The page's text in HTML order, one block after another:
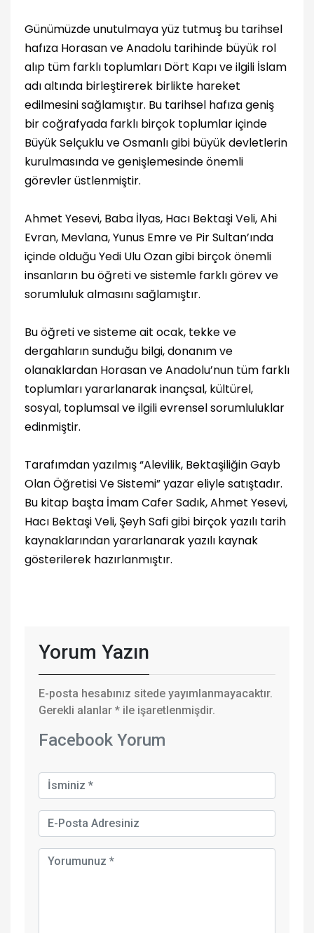
Günümüzde unutulmaya yüz tutmuş bu tarihsel
hafıza Horasan ve Anadolu tarihinde büyük rol
alıp tüm farklı toplumları Dört Kapı ve ilgili İslam
adı altında birleştirerek birlikte hareket
edilmesini sağlamıştır. Bu tarihsel hafıza geniş
bir coğrafyada farklı birçok toplumlar içinde
Büyük Selçuklu ve Osmanlı gibi büyük devletlerin
kurulmasında ve genişlemesinde önemli
görevler üstlenmiştir.
Ahmet Yesevi, Baba İlyas, Hacı Bektaşi Veli, Ahi
Evran, Mevlana, Yunus Emre ve Pir Sultan’ında
içinde olduğu Yedi Ulu Ozan gibi birçok önemli
insanların bu öğreti ve sistemle farklı görev ve
sorumluluk almasını sağlamıştır.
Bu öğreti ve sisteme ait ocak, tekke ve
dergahların sunduğu bilgi, donanım ve
olanaklardan Horasan ve Anadolu’nun tüm farklı
toplumları yararlanarak inançsal, kültürel,
sosyal, toplumsal ve ilgili evrensel sorumluluklar
edinmiştir.
Tarafımdan yazılmış “Alevilik, Bektaşiliğin Gayb
Olan Öğretisi Ve Sistemi” yazar eliyle satıştadır.
Bu kitap başta İmam Cafer Sadık, Ahmet Yesevi,
Hacı Bektaşi Veli, Şeyh Safi gibi birçok yazılı tarih
kaynaklarından yararlanarak yazılı kaynak
gösterilerek hazırlanmıştır.
Yorum Yazın
E-posta hesabınız sitede yayımlanmayacaktır.
Gerekli alanlar * ile işaretlenmişdir.
Facebook Yorum